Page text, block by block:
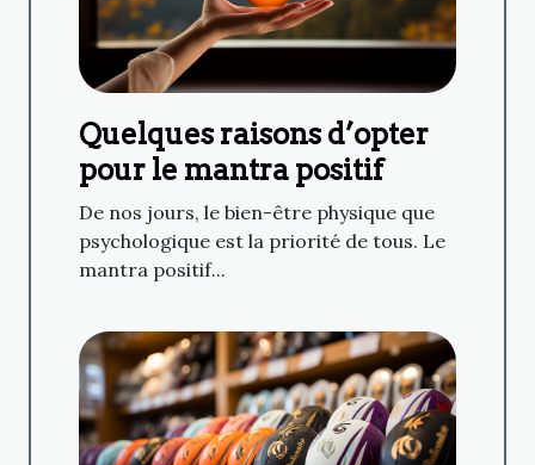
Quelques raisons d’opter
pour le mantra positif
De nos jours, le bien-être physique que
psychologique est la priorité de tous. Le
mantra positif...